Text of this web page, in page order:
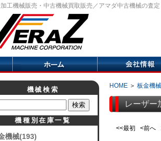
工機械販売・中古機械買取販売／アマダ中古機械の査
機械検索
機種別在庫一覧
機械(193)
HOME ＞ 板金機械
レーザー
<<最初 <前へ